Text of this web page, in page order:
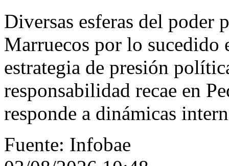
Diversas esferas del poder
Marruecos por lo sucedido
estrategia de presión
responsabilidad recae en
responde a dinámicas
Fuente: Infobae